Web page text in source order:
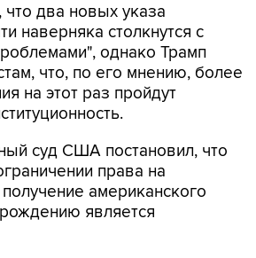
что два новых указа
наверняка столкнутся с
однако Трамп
что, по его мнению, более
на этот раз пройдут
суд США постановил, что
права на
американского
является